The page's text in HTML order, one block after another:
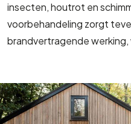
insecten, houtrot en
voorbehandeling zorgt
brandvertragende